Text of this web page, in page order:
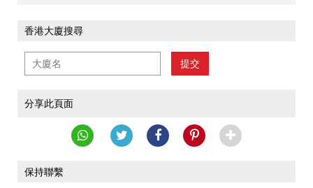
香港大廈搜尋
提交
分享此頁面
保持聯繫